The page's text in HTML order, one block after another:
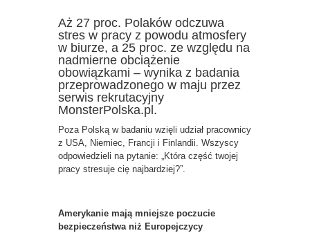
Aż 27 proc. Polaków odczuwa
stres w pracy z powodu atmosfery
w biurze, a 25 proc. ze względu na
nadmierne obciążenie
obowiązkami – wynika z badania
przeprowadzonego w maju przez
serwis rekrutacyjny
MonsterPolska.pl.
Poza Polską w badaniu wzięli udział pracownicy
z USA, Niemiec, Francji i Finlandii. Wszyscy
odpowiedzieli na pytanie: „Która część twojej
pracy stresuje cię najbardziej?”.
Amerykanie mają mniejsze poczucie
bezpieczeństwa niż Europejczycy